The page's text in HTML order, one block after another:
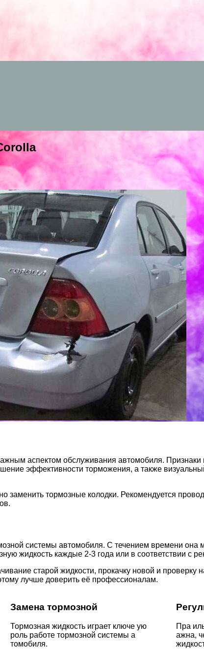
аспектом обслуживания автомобиля. Признаки
эффективности торможения, а также
заменить тормозные колодки. Рекомендуется
системы автомобиля. С течением времени она
жидкость каждые 2-3 года или в соответствии с
старой жидкости, прокачку новой и проверку
лучше доверить её профессионалам.
Замена тормозной
Тормозная жидкость играет ключе ую
роль работе тормозной системы а
томобиля.
Пра
ажна,